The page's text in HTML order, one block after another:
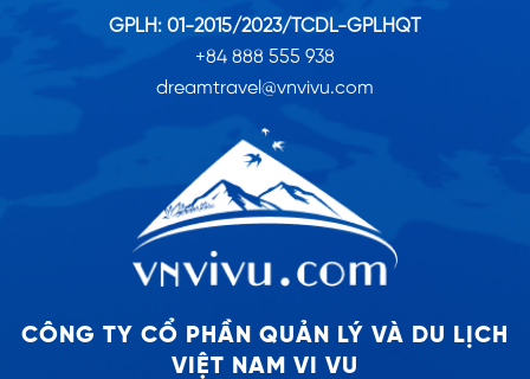
GPLH: 01-2015/2023/TCDL-GPLHQT
+84 888 555 938
dreamtravel@vnvivu.com
CÔNG TY CỔ PHẦN QUẢN LÝ VÀ DU LỊCH
VIỆT NAM VI VU